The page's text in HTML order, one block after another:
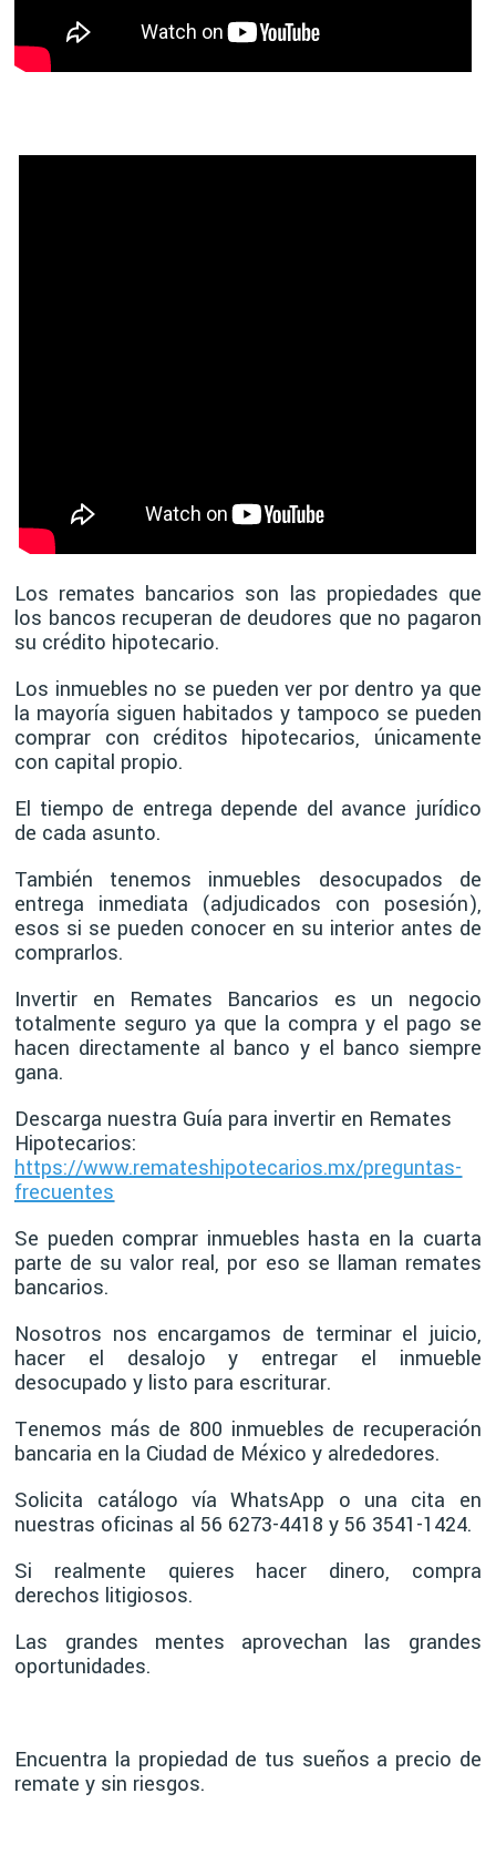
Los remates bancarios son las propiedades que
los bancos recuperan de deudores que no pagaron
su crédito hipotecario.
Los inmuebles no se pueden ver por dentro ya que
la mayoría siguen habitados y tampoco se pueden
comprar con créditos hipotecarios, únicamente
con capital propio.
El tiempo de entrega depende del avance jurídico
de cada asunto.
También tenemos inmuebles desocupados de
entrega inmediata (adjudicados con posesión),
esos si se pueden conocer en su interior antes de
comprarlos.
Invertir en Remates Bancarios es un negocio
totalmente seguro ya que la compra y el pago se
hacen directamente al banco y el banco siempre
gana.
Descarga nuestra Guía para invertir en Remates
Hipotecarios:
https://www.remateshipotecarios.mx/preguntas-
frecuentes
Se pueden comprar inmuebles hasta en la cuarta
parte de su valor real, por eso se llaman remates
bancarios.
Nosotros nos encargamos de terminar el juicio,
hacer el desalojo y entregar el inmueble
desocupado y listo para escriturar.
Tenemos más de 800 inmuebles de recuperación
bancaria en la Ciudad de México y alrededores.
Solicita catálogo vía WhatsApp o una cita en
nuestras oficinas al 56 6273-4418 y 56 3541-1424.
Si realmente quieres hacer dinero, compra
derechos litigiosos.
Las grandes mentes aprovechan las grandes
oportunidades.
Encuentra la propiedad de tus sueños a precio de
remate y sin riesgos.